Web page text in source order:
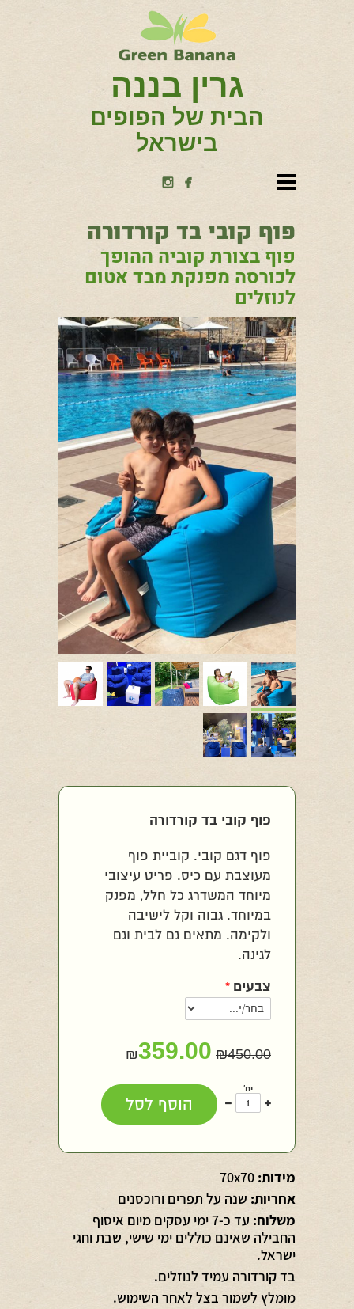
גרין בננה
הבית של הפופים
בישראל


פוף קובי בד קורדורה
פוף בצורת קוביה ההופך
לכורסה מפנקת מבד אטום
לנוזלים
פוף 'קובי' ליד הבריכה
פוף קובי בד קורדורה
פוף דגם קובי. קוביית פוף
מעוצבת עם כיס. פריט עיצובי
מיוחד המשדרג כל חלל, מפנק
במיוחד. גבוה וקל לישיבה
ולקימה. מתאים גם לבית וגם
לגינה.
צבעים *
₪450.00
₪359.00
יח'
עוד
פחות
אחד
הוסף לסל
מידות:
אחריות: שנה על תפרים ורוכסנים
משלוח:
עד כ-7 ימי עסקים מיום איסוף
החבילה שאינם כוללים ימי שישי, שבת וחגי
ישראל.
בד קורדורה עמיד לנוזלים.
מומלץ לשמור בצל לאחר השימוש.